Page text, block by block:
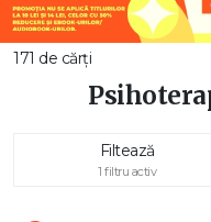
171 de cărți
Filtează
1 filtru activ